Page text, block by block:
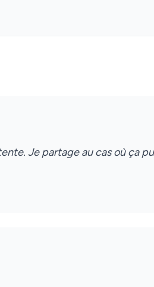
Je partage au cas où ça